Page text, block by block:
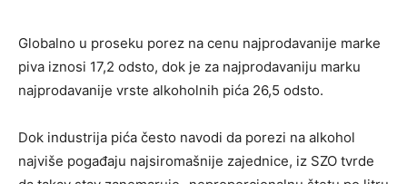
Globalno u proseku porez na cenu najprodavanije marke
piva iznosi 17,2 odsto, dok je za najprodavaniju marku
najprodavanije vrste alkoholnih pića 26,5 odsto.
Dok industrija pića često navodi da porezi na alkohol
najviše pogađaju najsiromašnije zajednice, iz SZO tvrde